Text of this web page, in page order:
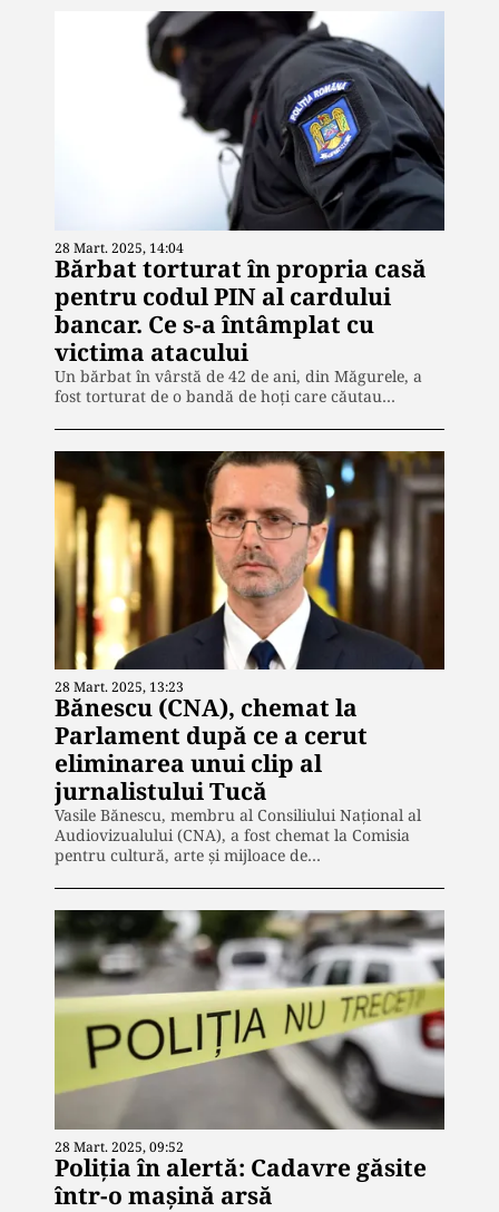
28 Mart. 2025, 14:04
Bărbat torturat în propria casă
pentru codul PIN al cardului
bancar. Ce s-a întâmplat cu
victima atacului
Un bărbat în vârstă de 42 de ani, din Măgurele, a
fost torturat de o bandă de hoți care căutau…
28 Mart. 2025, 13:23
Bănescu (CNA), chemat la
Parlament după ce a cerut
eliminarea unui clip al
jurnalistului Tucă
Vasile Bănescu, membru al Consiliului Naţional al
Audiovizualului (CNA), a fost chemat la Comisia
pentru cultură, arte și mijloace de…
28 Mart. 2025, 09:52
Poliţia în alertă: Cadavre găsite
într-o maşină arsă